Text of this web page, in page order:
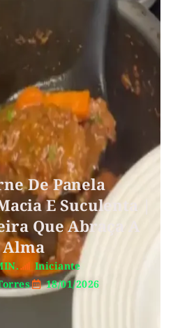
De Panela
E Suculenta |
Que Abraça A
Alma
Iniciante
18/01/2026